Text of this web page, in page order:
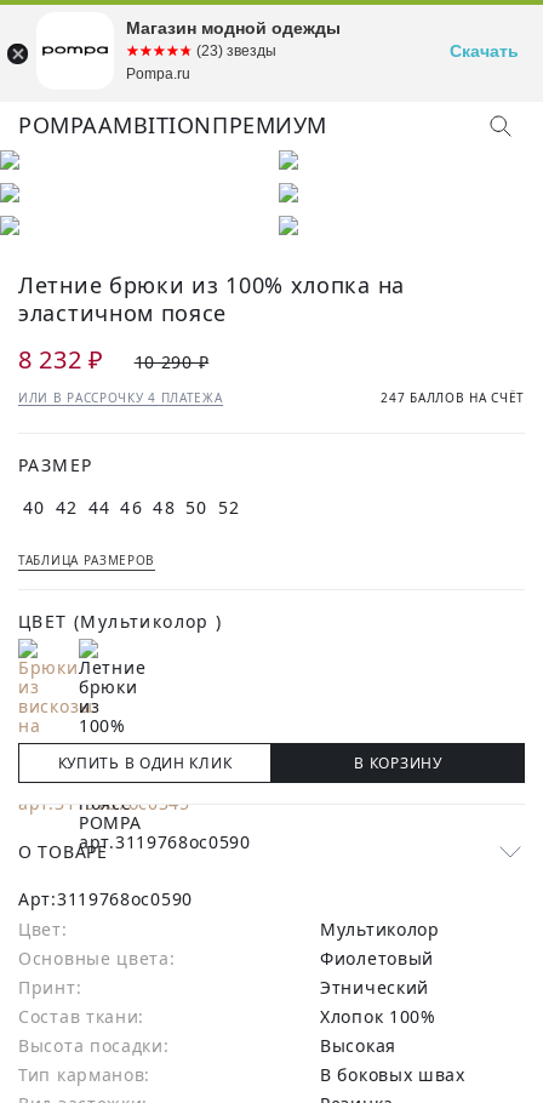
POMPAAMBITIONПРЕМИУМ
КУПИТЬ ОБРАЗ
Летние брюки из 100% хлопка на
эластичном поясе
8 232 ₽ 10 290 ₽
ИЛИ В РАССРОЧКУ 4 ПЛАТЕЖА 247 БАЛЛОВ НА СЧЁТ
РАЗМЕР
40 42 44 46 48 50 52
ТАБЛИЦА РАЗМЕРОВ
ЦВЕТ (Мультиколор )
КУПИТЬ В ОДИН КЛИК В КОРЗИНУ
О ТОВАРЕ
Арт:3119768oc0590
Цвет:
Мультиколор
Основные цвета:
фиолетовый
Принт:
Этнический
Состав ткани:
хлопок 100%
Высота посадки:
Высокая
Тип карманов:
В боковых швах
Магазин модной одежды
☆☆☆☆☆
★★★★★ (23) звезды
Pompa.ru
Скачать